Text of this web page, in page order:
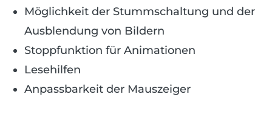
Möglichkeit der Stummschaltung und der
Ausblendung von Bildern
Stoppfunktion für Animationen
Lesehilfen
Anpassbarkeit der Mauszeiger